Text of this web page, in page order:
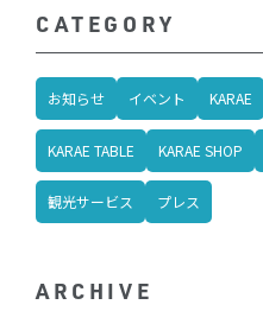
CATEGORY
お知らせ イベント KARAE
KARAE TABLE KARAE SHOP
観光サービス プレス
ARCHIVE